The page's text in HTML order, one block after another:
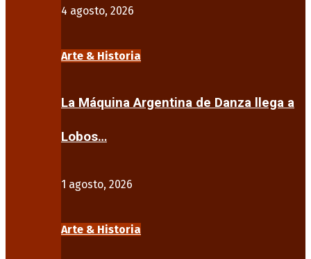
4 agosto, 2026
Arte & Historia
La Máquina Argentina de Danza llega a
Lobos…
1 agosto, 2026
Arte & Historia